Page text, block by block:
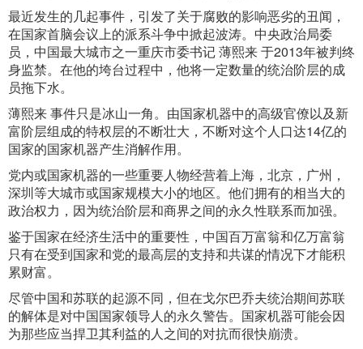
最近发生的几起事件，引发了关于腐败的影响恶劣的丑闻，
在国家首脑会议上的派系斗争中掀起波涛。中央政治局委
员，中国最大城市之一重庆市委书记 薄熙来 于2013年被判终
身监禁。在他的垮台过程中，他将一定数量的统治阶层的成
员拖下水。
薄熙来 事件只是冰山一角。由国家机器中的高级官僚以及新
富阶层组成的特权层的不断壮大，不断对这个人口达14亿的
国家的国家机器产生消解作用。
党内或国家机器的一些重要人物经营着上海，北京，广州，
深圳等大城市或国家规模大小的地区。他们拥有的相当大的
政治权力，因为统治阶层和商界之间的永久性联系而加强。
鉴于国家在经济生活中的重要性，中国百万富翁和亿万富翁
只有在受到国家和党的最高层的支持和共谋的情况下才能积
累财富。
尽管中国和苏联的起源不同，但在戈尔巴乔夫统治期间苏联
的解体是对中国国家领导人的永久警告。国家机器可能会因
为那些应当捍卫其利益的人之间的对抗而很快崩溃。